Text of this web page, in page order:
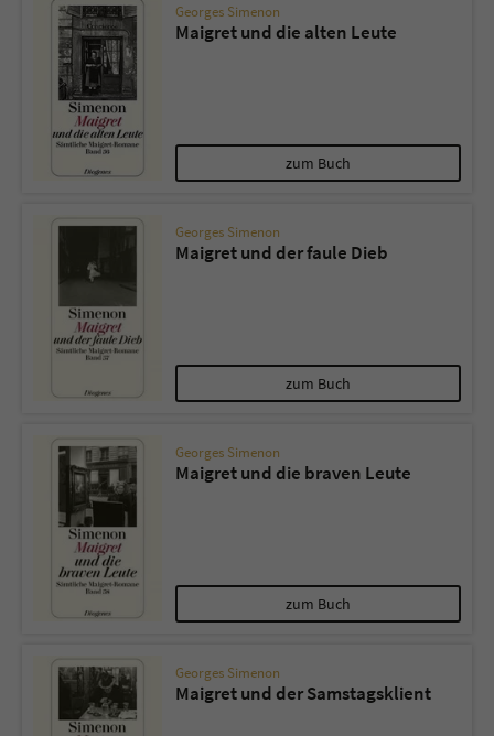
Georges Simenon
Maigret und die alten Leute
zum Buch
Georges Simenon
Maigret und der faule Dieb
zum Buch
Georges Simenon
Maigret und die braven Leute
zum Buch
Georges Simenon
Maigret und der Samstagsklient